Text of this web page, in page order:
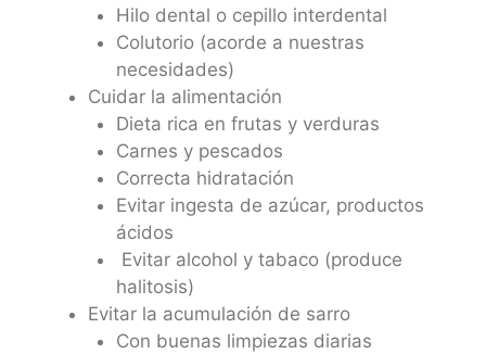
Hilo dental o cepillo interdental
Colutorio (acorde a nuestras
necesidades)
Cuidar la alimentación
Dieta rica en frutas y verduras
Carnes y pescados
Correcta hidratación
Evitar ingesta de azúcar, productos
ácidos
Evitar alcohol y tabaco (produce
halitosis)
Evitar la acumulación de sarro
Con buenas limpiezas diarias